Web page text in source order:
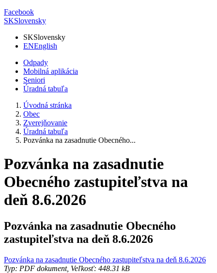
Facebook
SKSlovensky
SKSlovensky
ENEnglish
Odpady
Mobilná aplikácia
Seniori
Úradná tabuľa
Úvodná stránka
Obec
Zverejňovanie
Úradná tabuľa
Pozvánka na zasadnutie Obecného...
Pozvánka na zasadnutie
Obecného zastupiteľstva na
deň 8.6.2026
Pozvánka na zasadnutie Obecného
zastupiteľstva na deň 8.6.2026
Pozvánka na zasadnutie Obecného zastupiteľstva na deň 8.6.2026
Typ: PDF dokument, Veľkosť: 448.31 kB